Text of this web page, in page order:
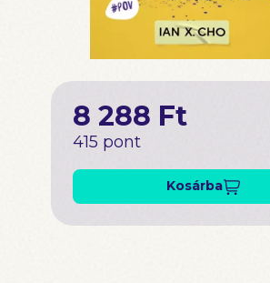
8 288 Ft
415 pont
Kosárba